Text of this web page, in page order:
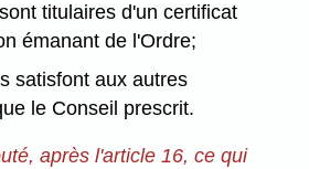
titulaires d'un certificat
émanant de l'Ordre;
satisfont aux autres
le Conseil prescrit.
après l'article 16, ce qui